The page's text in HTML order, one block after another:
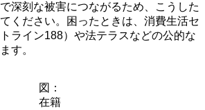
深刻な被害につながるため、こうした
ください。困ったときは、消費生活セ
ライン188）や法テラスなどの公的な
す。
図：
在籍